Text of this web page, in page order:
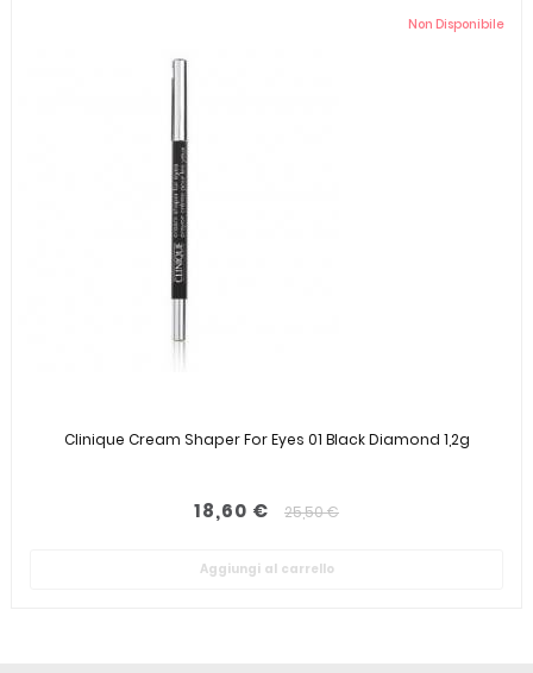
Non Disponibile
Clinique Cream Shaper For Eyes 01 Black Diamond 1,2g
18,60 € 25,50 €
Aggiungi al carrello